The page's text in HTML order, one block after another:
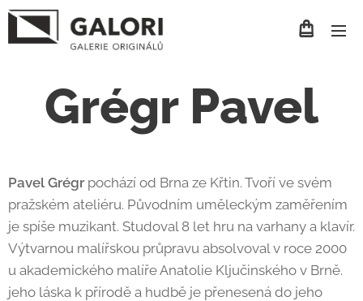
Grégr Pavel
Pavel Grégr pochází od Brna ze Křtin. Tvoří ve svém
pražském ateliéru. Původním uměleckým zaměřením
je spíše muzikant. Studoval 8 let hru na varhany a klavír.
Výtvarnou malířskou průpravu absolvoval v roce 2000
u akademického malíře Anatolie Ključinského v Brně.
jeho láska k přírodě a hudbě je přenesená do jeho